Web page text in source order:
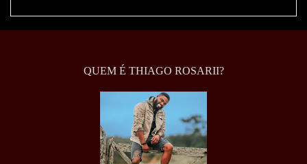
QUEM É THIAGO ROSARII?